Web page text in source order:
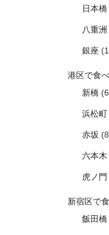
日本橋
八重洲
銀座
港区で食
新橋
浜松
赤坂
六本
虎ノ
新宿区で
飯田